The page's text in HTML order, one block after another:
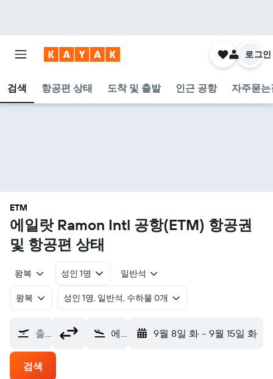
검색 항공편 상태 도착 및 출발 인근 공항 자주묻
로그인
ETM
에일랏 Ramon Intl 공항(ETM) 항공권
및 항공편 상태
왕복 성인 1명 일반석
왕복 ​성인 1명, 일반석, 수하물 0개
출발지 에일랏 Ramon Intl (ETM) 9월 8일 화 - 9월 15일 화
검색